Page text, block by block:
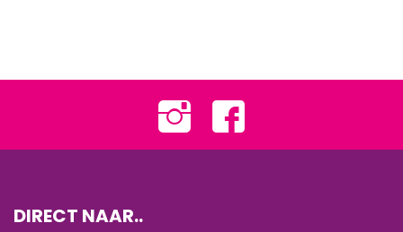
DIRECT NAAR..